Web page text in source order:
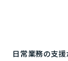
日常業務の支